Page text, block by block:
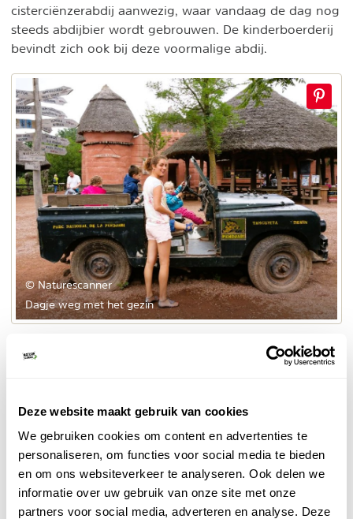
Deze website maakt gebruik van cookies
We gebruiken cookies om content en advertenties te
personaliseren, om functies voor social media te bieden
en om ons websiteverkeer te analyseren. Ook delen we
informatie over uw gebruik van onze site met onze
partners voor social media, adverteren en analyse. Deze
cisterciënzerabdij aanwezig, waar vandaag de dag nog
steeds abdijbier wordt gebrouwen. De kinderboerderij
bevindt zich ook bij deze voormalige abdij.
© Naturescanner
Dagje weg met het gezin
Een van de hoofdpijlers van Pairi Daiza is dierenwelzijn
. Het park participeert actief in verschillende
programma's rondom bewustmaking en de
Pairi Daiza Foundation ondersteunt projecten voor de
ontwikkeling van een vaccin tegen olifantenherpes en
de herintroductie van Aziatische olifanten en de
blauwe Spix' ara in hun natuurlijke habitat.